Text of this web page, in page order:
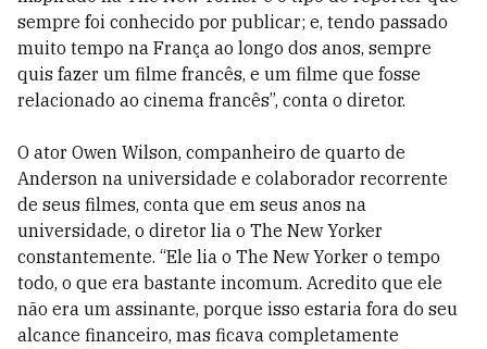
sempre foi conhecido por publicar; e, tendo passado
muito tempo na França ao longo dos anos, sempre
quis fazer um filme francês, e um filme que fosse
relacionado ao cinema francês”, conta o diretor.
O ator Owen Wilson, companheiro de quarto de
Anderson na universidade e colaborador recorrente
de seus filmes, conta que em seus anos na
universidade, o diretor lia o The New Yorker
constantemente. “Ele lia o The New Yorker o tempo
todo, o que era bastante incomum. Acredito que ele
não era um assinante, porque isso estaria fora do seu
alcance financeiro, mas ficava completamente